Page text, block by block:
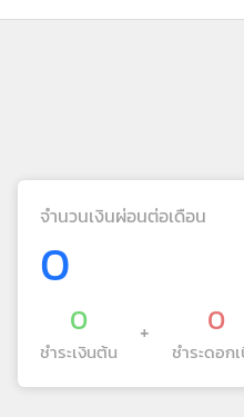
จำนวนเงินผ่อนต่อเดือน
0
0
ชำระเงินต้น
+ 0
ชำระดอก